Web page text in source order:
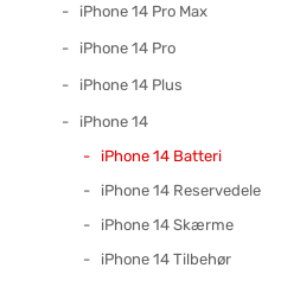
iPhone 14 Pro Max
iPhone 14 Pro
iPhone 14 Plus
iPhone 14
iPhone 14 Batteri
iPhone 14 Reservedele
iPhone 14 Skærme
iPhone 14 Tilbehør